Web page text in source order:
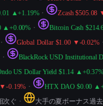
▲+1.19%・ Zcash $505.08 ▼-
・ Bitcoin Cash $214.65
Global Dollar $1.00 ▼-0.02%・
BlackRock USD Institutional
US Dollar Yield $1.14 ▲+0.37%・
・ HTX DAO $0.00
・ 大手の夏ボーナス過去最